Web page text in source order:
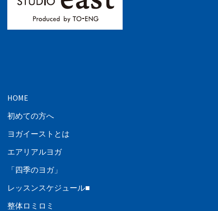
HOME
初めての方へ
ヨガイーストとは
エアリアルヨガ
「四季のヨガ」
レッスンスケジュール■
整体ロミロミ